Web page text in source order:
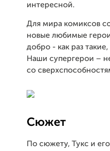
интересной.
Для мира комиксов
новые любимые
добро - как раз
Наши супергерои –
со
Сюжет
По сюжету, Тукс и